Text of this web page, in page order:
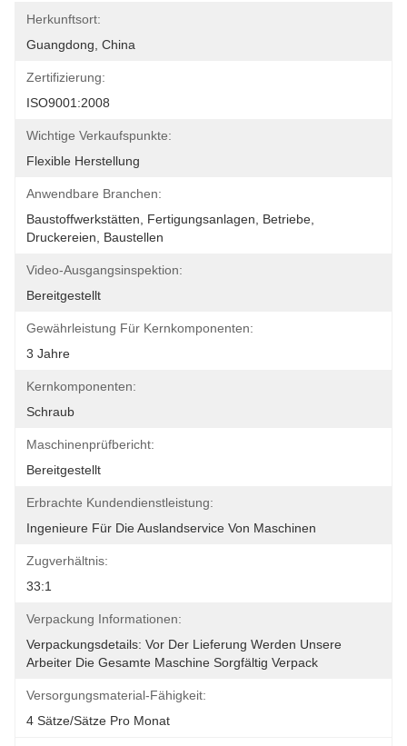
Herkunftsort:
Guangdong, China
Zertifizierung:
ISO9001:2008
Wichtige Verkaufspunkte:
Flexible Herstellung
Anwendbare Branchen:
Baustoffwerkstätten, Fertigungsanlagen, Betriebe,
Druckereien, Baustellen
Video-Ausgangsinspektion:
Bereitgestellt
Gewährleistung Für Kernkomponenten:
3 Jahre
Kernkomponenten:
Schraub
Maschinenprüfbericht:
Bereitgestellt
Erbrachte Kundendienstleistung:
Ingenieure Für Die Auslandservice Von Maschinen
Zugverhältnis:
33:1
Verpackung Informationen:
Verpackungsdetails: Vor Der Lieferung Werden Unsere
Arbeiter Die Gesamte Maschine Sorgfältig Verpack
Versorgungsmaterial-Fähigkeit:
4 Sätze/Sätze Pro Monat